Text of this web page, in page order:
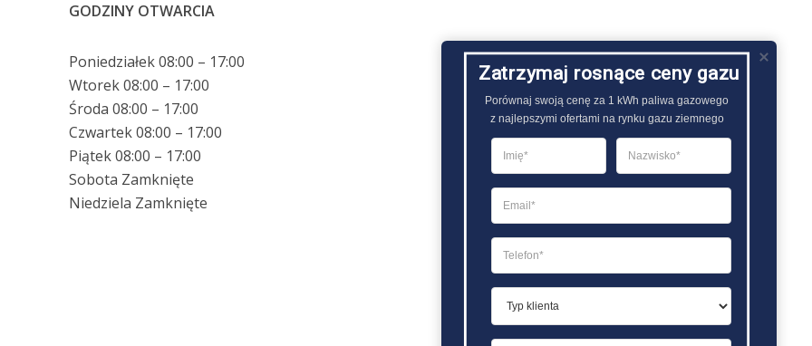
GODZINY OTWARCIA
Poniedziałek 08:00 – 17:00
Wtorek 08:00 – 17:00
Środa 08:00 – 17:00
Czwartek 08:00 – 17:00
Piątek 08:00 – 17:00
Sobota Zamknięte
Niedziela Zamknięte
Zatrzymaj rosnące ceny gazu
Porównaj swoją cenę za 1 kWh paliwa gazowego
z najlepszymi ofertami na rynku gazu ziemnego